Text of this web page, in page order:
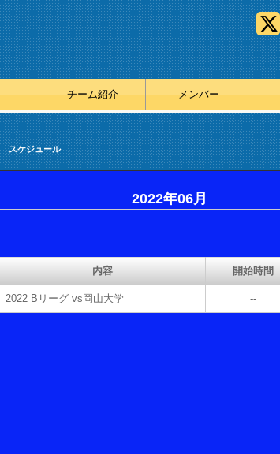
チーム紹介 メンバー
スケジュール
2022年06月
内容 開始時間
2022 Bリーグ vs岡山大学 --